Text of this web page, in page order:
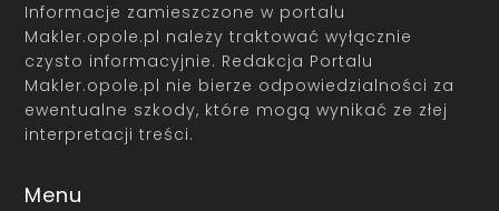
Informacje zamieszczone w portalu
Makler.opole.pl należy traktować wyłącznie
czysto informacyjnie. Redakcja Portalu
Makler.opole.pl nie bierze odpowiedzialności za
ewentualne szkody, które mogą wynikać ze złej
interpretacji treści.
Menu